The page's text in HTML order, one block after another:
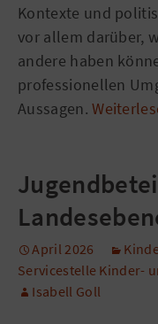
Kontexte und
vor allem darüber,
andere haben
professionellen
Aussagen.
April 2026
Servicestelle Kinder-
Isabell Goll